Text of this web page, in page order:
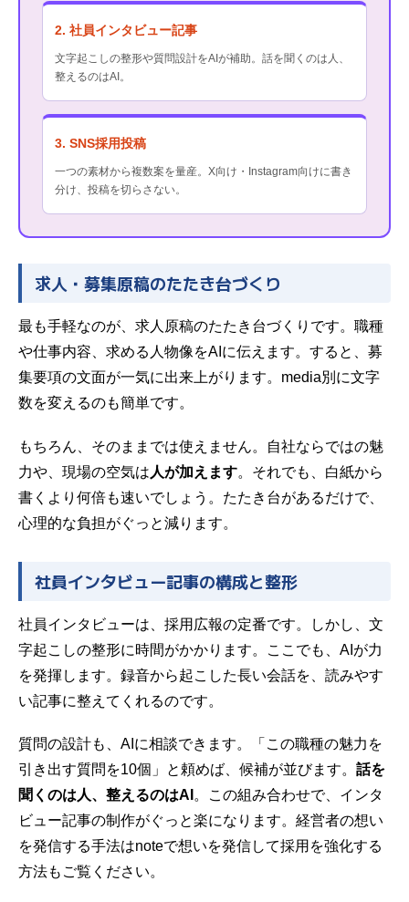
2. 社員インタビュー記事
文字起こしの整形や質問設計をAIが補助。話を聞くのは人、
整えるのはAI。
3. SNS採用投稿
一つの素材から複数案を量産。X向け・Instagram向けに書き
分け、投稿を切らさない。
求人・募集原稿のたたき台づくり
最も手軽なのが、求人原稿のたたき台づくりです。職種
や仕事内容、求める人物像をAIに伝えます。すると、募
集要項の文面が一気に出来上がります。media別に文字
数を変えるのも簡単です。
もちろん、そのままでは使えません。自社ならではの魅
力や、現場の空気は 人が加えます。それでも、白紙から
書くより何倍も速いでしょう。たたき台があるだけで、
心理的な負担がぐっと減ります。
社員インタビュー記事の構成と整形
社員インタビューは、採用広報の定番です。しかし、文
字起こしの整形に時間がかかります。ここでも、AIが力
を発揮します。録音から起こした長い会話を、読みやす
い記事に整えてくれるのです。
質問の設計も、AIに相談できます。「この職種の魅力を
引き出す質問を10個」と頼めば、候補が並びます。 話を
聞くのは人、整えるのはAI 。この組み合わせで、インタ
ビュー記事の制作がぐっと楽になります。経営者の想い
を発信する手法はnoteで想いを発信して採用を強化する
方法もご覧ください。